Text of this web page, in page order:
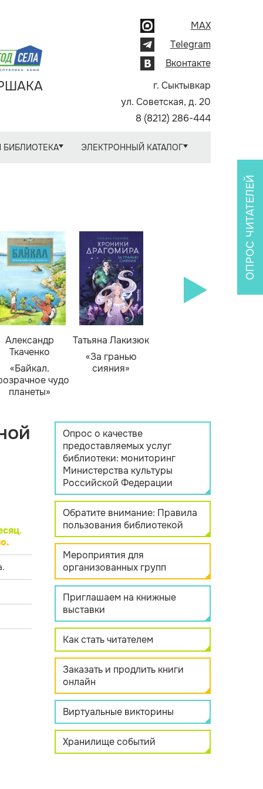
MAX
Telegram
Вконтакте
г. Сыктывкар
ул. Советская, д. 20
8 (8212) 286-444
БИБЛИОТЕКА ЭЛЕКТРОННЫЙ КАТАЛОГ
Александр
Ткаченко
«Байкал.
чудо
планеты»
Татьяна Лакизюк
«За гранью
сияния»
.
ОПРОС ЧИТАТЕЛЕЙ
Опрос о качестве
предоставляемых услуг
библиотеки: мониторинг
Министерства культуры
Российской Федерации
Обратите внимание: Правила
пользования библиотекой
Мероприятия для
организованных групп
Приглашаем на книжные
выставки
Как стать читателем
Заказать и продлить книги
онлайн
Виртуальные викторины
Хранилище событий